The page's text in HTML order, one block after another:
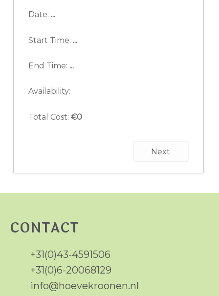
Date: ...
Start Time: ...
End Time: ...
Availability:
Total Cost: €0
Next
CONTACT
+31(0)43-4591506
+31(0)6-20068129
info@hoevekroonen.nl